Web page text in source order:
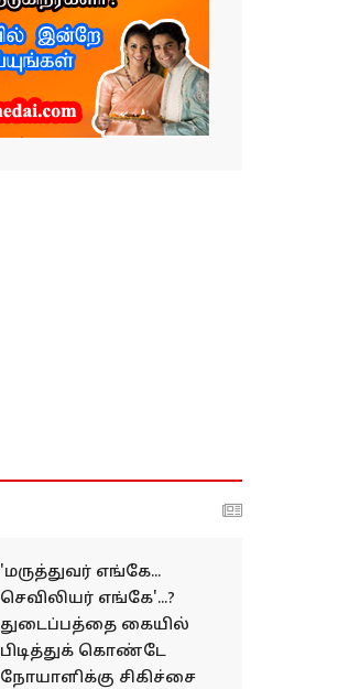
'மருத்துவர் எங்கே...
செவிலியர் எங்கே'...?
துடைப்பத்தை கையில்
பிடித்துக் கொண்டே
நோயாளிக்கு சிகிச்சை